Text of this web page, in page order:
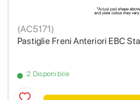
Pastiglie Freni Anteriori EBC
(AC5171)
2 Disponibile